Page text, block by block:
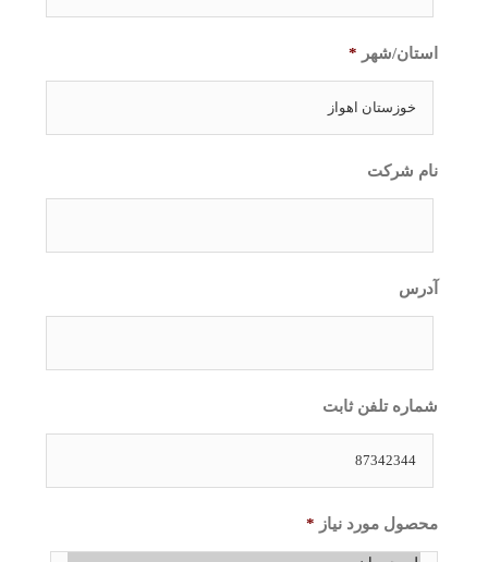
استان/شهر *
نام شرکت
آدرس
شماره تلفن ثابت
محصول مورد نیاز *